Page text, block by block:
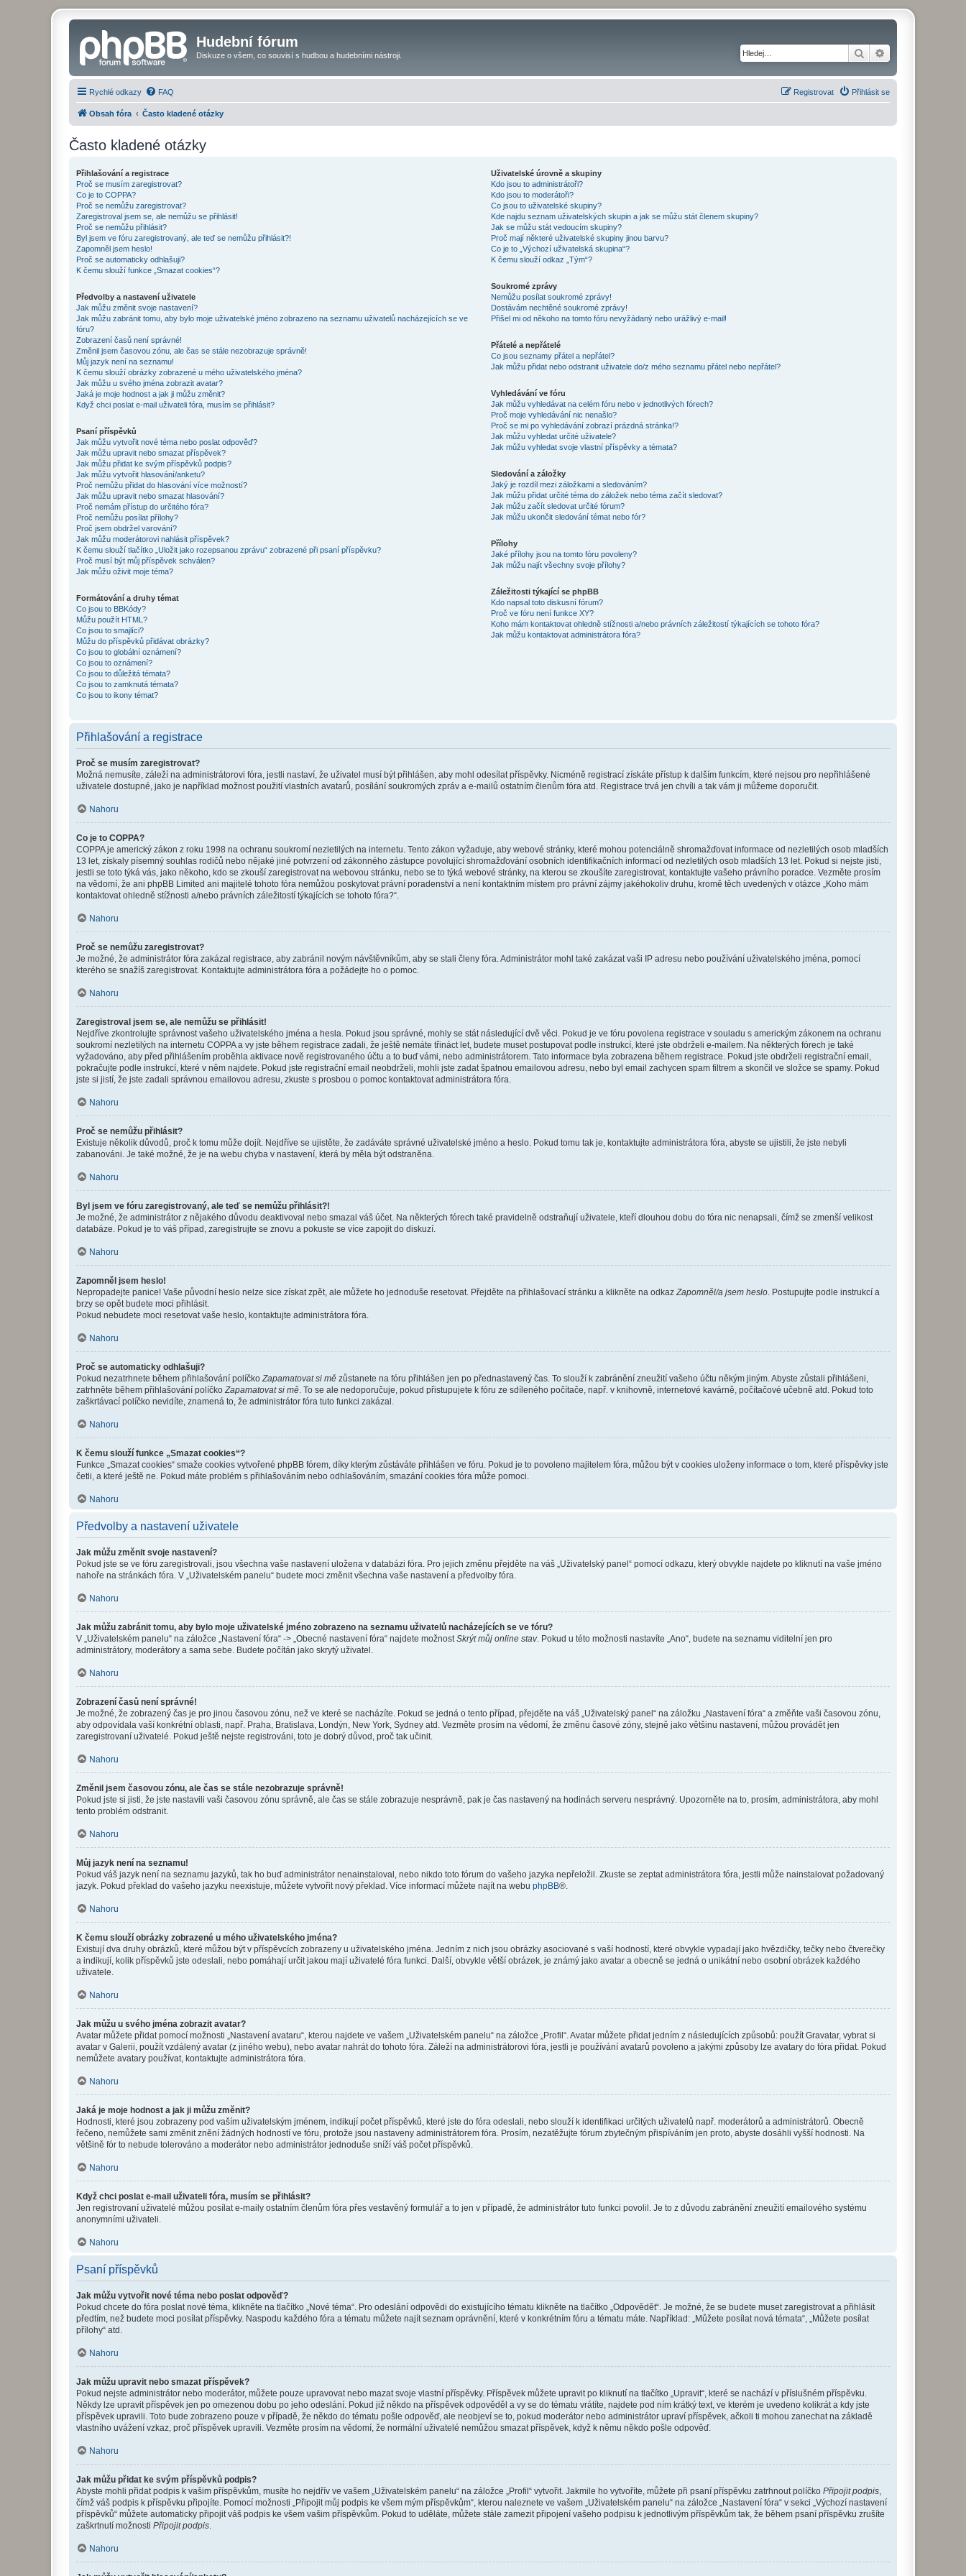
Hudební fórum
Diskuze o všem, co souvisí s hudbou a hudebními nástroji. Hledat
Rychlé odkazy FAQ Přihlásit se
Registrovat
Obsah fóra Často kladené otázky
Často kladené otázky
Přihlašování a registrace
Proč se musím zaregistrovat?
Co je to COPPA?
Proč se nemůžu zaregistrovat?
Zaregistroval jsem se, ale nemůžu se přihlásit!
Proč se nemůžu přihlásit?
Byl jsem ve fóru zaregistrovaný, ale teď se nemůžu přihlásit?!
Zapomněl jsem heslo!
Proč se automaticky odhlašuji?
K čemu slouží funkce „Smazat cookies“?
Předvolby a nastavení uživatele
Jak můžu změnit svoje nastavení?
Jak můžu zabránit tomu, aby bylo moje uživatelské jméno zobrazeno na seznamu uživatelů nacházejících se ve
fóru?
Zobrazení časů není správné!
Změnil jsem časovou zónu, ale čas se stále nezobrazuje správně!
Můj jazyk není na seznamu!
K čemu slouží obrázky zobrazené u mého uživatelského jména?
Jak můžu u svého jména zobrazit avatar?
Jaká je moje hodnost a jak ji můžu změnit?
Když chci poslat e-mail uživateli fóra, musím se přihlásit?
Psaní příspěvků
Jak můžu vytvořit nové téma nebo poslat odpověď?
Jak můžu upravit nebo smazat příspěvek?
Jak můžu přidat ke svým příspěvků podpis?
Jak můžu vytvořit hlasování/anketu?
Proč nemůžu přidat do hlasování více možností?
Jak můžu upravit nebo smazat hlasování?
Proč nemám přístup do určitého fóra?
Proč nemůžu posílat přílohy?
Proč jsem obdržel varování?
Jak můžu moderátorovi nahlásit příspěvek?
K čemu slouží tlačítko „Uložit jako rozepsanou zprávu“ zobrazené při psaní příspěvku?
Proč musí být můj příspěvek schválen?
Jak můžu oživit moje téma?
Formátování a druhy témat
Co jsou to BBKódy?
Můžu použít HTML?
Co jsou to smajlíci?
Můžu do příspěvků přidávat obrázky?
Co jsou to globální oznámení?
Co jsou to oznámení?
Co jsou to důležitá témata?
Co jsou to zamknutá témata?
Co jsou to ikony témat?
Uživatelské úrovně a skupiny
Kdo jsou to administrátoři?
Kdo jsou to moderátoři?
Co jsou to uživatelské skupiny?
Kde najdu seznam uživatelských skupin a jak se můžu stát členem skupiny?
Jak se můžu stát vedoucím skupiny?
Proč mají některé uživatelské skupiny jinou barvu?
Co je to „Výchozí uživatelská skupina“?
K čemu slouží odkaz „Tým“?
Soukromé zprávy
Nemůžu posílat soukromé zprávy!
Dostávám nechtěné soukromé zprávy!
Přišel mi od někoho na tomto fóru nevyžádaný nebo urážlivý e-mail!
Přátelé a nepřátelé
Co jsou seznamy přátel a nepřátel?
Jak můžu přidat nebo odstranit uživatele do/z mého seznamu přátel nebo nepřátel?
Vyhledávání ve fóru
Jak můžu vyhledávat na celém fóru nebo v jednotlivých fórech?
Proč moje vyhledávání nic nenašlo?
Proč se mi po vyhledávání zobrazí prázdná stránka!?
Jak můžu vyhledat určité uživatele?
Jak můžu vyhledat svoje vlastní příspěvky a témata?
Sledování a záložky
Jaký je rozdíl mezi záložkami a sledováním?
Jak můžu přidat určité téma do záložek nebo téma začít sledovat?
Jak můžu začít sledovat určité fórum?
Jak můžu ukončit sledování témat nebo fór?
Přílohy
Jaké přílohy jsou na tomto fóru povoleny?
Jak můžu najít všechny svoje přílohy?
Záležitosti týkající se phpBB
Kdo napsal toto diskusní fórum?
Proč ve fóru není funkce XY?
Koho mám kontaktovat ohledně stížnosti a/nebo právních záležitostí týkajících se tohoto fóra?
Jak můžu kontaktovat administrátora fóra?
Přihlašování a registrace
Proč se musím zaregistrovat?
Možná nemusíte, záleží na administrátorovi fóra, jestli nastaví, že uživatel musí být přihlášen, aby mohl odesílat příspěvky. Nicméně registrací získáte přístup k dalším funkcím, které nejsou pro nepřihlášené
uživatele dostupné, jako je například možnost použití vlastních avatarů, posílání soukromých zpráv a e-mailů ostatním členům fóra atd. Registrace trvá jen chvíli a tak vám ji můžeme doporučit.
Nahoru
Co je to COPPA?
COPPA je americký zákon z roku 1998 na ochranu soukromí nezletilých na internetu. Tento zákon vyžaduje, aby webové stránky, které mohou potenciálně shromažďovat informace od nezletilých osob mladších
13 let, získaly písemný souhlas rodičů nebo nějaké jiné potvrzení od zákonného zástupce povolující shromažďování osobních identifikačních informací od nezletilých osob mladších 13 let. Pokud si nejste jisti,
jestli se toto týká vás, jako někoho, kdo se zkouší zaregistrovat na webovou stránku, nebo se to týká webové stránky, na kterou se zkoušíte zaregistrovat, kontaktujte vašeho právního poradce. Vezměte prosím
na vědomí, že ani phpBB Limited ani majitelé tohoto fóra nemůžou poskytovat právní poradenství a není kontaktním místem pro právní zájmy jakéhokoliv druhu, kromě těch uvedených v otázce „Koho mám
kontaktovat ohledně stížnosti a/nebo právních záležitostí týkajících se tohoto fóra?“.
Nahoru
Proč se nemůžu zaregistrovat?
Je možné, že administrátor fóra zakázal registrace, aby zabránil novým návštěvníkům, aby se stali členy fóra. Administrátor mohl také zakázat vaši IP adresu nebo používání uživatelského jména, pomocí
kterého se snažíš zaregistrovat. Kontaktujte administrátora fóra a požádejte ho o pomoc.
Nahoru
Zaregistroval jsem se, ale nemůžu se přihlásit!
Nejdříve zkontrolujte správnost vašeho uživatelského jména a hesla. Pokud jsou správné, mohly se stát následující dvě věci. Pokud je ve fóru povolena registrace v souladu s americkým zákonem na ochranu
soukromí nezletilých na internetu COPPA a vy jste během registrace zadali, že ještě nemáte třináct let, budete muset postupovat podle instrukcí, které jste obdrželi e-mailem. Na některých fórech je také
vyžadováno, aby před přihlášením proběhla aktivace nově registrovaného účtu a to buď vámi, nebo administrátorem. Tato informace byla zobrazena během registrace. Pokud jste obdrželi registrační email,
pokračujte podle instrukcí, které v něm najdete. Pokud jste registrační email neobdrželi, mohli jste zadat špatnou emailovou adresu, nebo byl email zachycen spam filtrem a skončil ve složce se spamy. Pokud
jste si jistí, že jste zadali správnou emailovou adresu, zkuste s prosbou o pomoc kontaktovat administrátora fóra.
Nahoru
Proč se nemůžu přihlásit?
Existuje několik důvodů, proč k tomu může dojít. Nejdříve se ujistěte, že zadáváte správné uživatelské jméno a heslo. Pokud tomu tak je, kontaktujte administrátora fóra, abyste se ujistili, že jste nebyli
zabanováni. Je také možné, že je na webu chyba v nastavení, která by měla být odstraněna.
Nahoru
Byl jsem ve fóru zaregistrovaný, ale teď se nemůžu přihlásit?!
Je možné, že administrátor z nějakého důvodu deaktivoval nebo smazal váš účet. Na některých fórech také pravidelně odstraňují uživatele, kteří dlouhou dobu do fóra nic nenapsali, čímž se zmenší velikost
databáze. Pokud je to váš případ, zaregistrujte se znovu a pokuste se více zapojit do diskuzí.
Nahoru
Zapomněl jsem heslo!
Nepropadejte panice! Vaše původní heslo nelze sice získat zpět, ale můžete ho jednoduše resetovat. Přejděte na přihlašovací stránku a klikněte na odkaz Zapomněl/a jsem heslo . Postupujte podle instrukcí a
brzy se opět budete moci přihlásit.
Pokud nebudete moci resetovat vaše heslo, kontaktujte administrátora fóra.
Nahoru
Proč se automaticky odhlašuji?
Pokud nezatrhnete během přihlašování políčko Zapamatovat si mě zůstanete na fóru přihlášen jen po přednastavený čas. To slouží k zabránění zneužití vašeho účtu někým jiným. Abyste zůstali přihlášeni,
zatrhněte během přihlašování políčko Zapamatovat si mě . To se ale nedoporučuje, pokud přistupujete k fóru ze sdíleného počítače, např. v knihovně, internetové kavárně, počítačové učebně atd. Pokud toto
zaškrtávací políčko nevidíte, znamená to, že administrátor fóra tuto funkci zakázal.
Nahoru
K čemu slouží funkce „Smazat cookies“?
Funkce „Smazat cookies“ smaže cookies vytvořené phpBB fórem, díky kterým zůstáváte přihlášen ve fóru. Pokud je to povoleno majitelem fóra, můžou být v cookies uloženy informace o tom, které příspěvky jste
četli, a které ještě ne. Pokud máte problém s přihlašováním nebo odhlašováním, smazání cookies fóra může pomoci.
Nahoru
Předvolby a nastavení uživatele
Jak můžu změnit svoje nastavení?
Pokud jste se ve fóru zaregistrovali, jsou všechna vaše nastavení uložena v databázi fóra. Pro jejich změnu přejděte na váš „Uživatelský panel“ pomocí odkazu, který obvykle najdete po kliknutí na vaše jméno
nahoře na stránkách fóra. V „Uživatelském panelu“ budete moci změnit všechna vaše nastavení a předvolby fóra.
Nahoru
Jak můžu zabránit tomu, aby bylo moje uživatelské jméno zobrazeno na seznamu uživatelů nacházejících se ve fóru?
V „Uživatelském panelu“ na záložce „Nastavení fóra“ -> „Obecné nastavení fóra“ najdete možnost Skrýt můj online stav. Pokud u této možnosti nastavíte „Ano“, budete na seznamu viditelní jen pro
administrátory, moderátory a sama sebe. Budete počítán jako skrytý uživatel.
Nahoru
Zobrazení časů není správné!
Je možné, že zobrazený čas je pro jinou časovou zónu, než ve které se nacházíte. Pokud se jedná o tento případ, přejděte na váš „Uživatelský panel“ na záložku „Nastavení fóra“ a změňte vaši časovou zónu,
aby odpovídala vaší konkrétní oblasti, např. Praha, Bratislava, Londýn, New York, Sydney atd. Vezměte prosím na vědomí, že změnu časové zóny, stejně jako většinu nastavení, můžou provádět jen
zaregistrovaní uživatelé. Pokud ještě nejste registrováni, toto je dobrý důvod, proč tak učinit.
Nahoru
Změnil jsem časovou zónu, ale čas se stále nezobrazuje správně!
Pokud jste si jisti, že jste nastavili vaši časovou zónu správně, ale čas se stále zobrazuje nesprávně, pak je čas nastavený na hodinách serveru nesprávný. Upozorněte na to, prosím, administrátora, aby mohl
tento problém odstranit.
Nahoru
Můj jazyk není na seznamu!
Pokud váš jazyk není na seznamu jazyků, tak ho buď administrátor nenainstaloval, nebo nikdo toto fórum do vašeho jazyka nepřeložil. Zkuste se zeptat administrátora fóra, jestli může nainstalovat požadovaný
jazyk. Pokud překlad do vašeho jazyku neexistuje, můžete vytvořit nový překlad. Více informací můžete najít na webu phpBB®.
Nahoru
K čemu slouží obrázky zobrazené u mého uživatelského jména?
Existují dva druhy obrázků, které můžou být v příspěvcích zobrazeny u uživatelského jména. Jedním z nich jsou obrázky asociované s vaší hodností, které obvykle vypadají jako hvězdičky, tečky nebo čtverečky
a indikují, kolik příspěvků jste odeslali, nebo pomáhají určit jakou mají uživatelé fóra funkci. Další, obvykle větší obrázek, je známý jako avatar a obecně se jedná o unikátní nebo osobní obrázek každého
uživatele.
Nahoru
Jak můžu u svého jména zobrazit avatar?
Avatar můžete přidat pomocí možnosti „Nastavení avataru“, kterou najdete ve vašem „Uživatelském panelu“ na záložce „Profil“. Avatar můžete přidat jedním z následujících způsobů: použít Gravatar, vybrat si
avatar v Galerii, použít vzdálený avatar (z jiného webu), nebo avatar nahrát do tohoto fóra. Záleží na administrátorovi fóra, jestli je používání avatarů povoleno a jakými způsoby lze avatary do fóra přidat. Pokud
nemůžete avatary používat, kontaktujte administrátora fóra.
Nahoru
Jaká je moje hodnost a jak ji můžu změnit?
Hodnosti, které jsou zobrazeny pod vaším uživatelským jménem, indikují počet příspěvků, které jste do fóra odeslali, nebo slouží k identifikaci určitých uživatelů např. moderátorů a administrátorů. Obecně
řečeno, nemůžete sami změnit znění žádných hodností ve fóru, protože jsou nastaveny administrátorem fóra. Prosím, nezatěžujte fórum zbytečným přispíváním jen proto, abyste dosáhli vyšší hodnosti. Na
většině fór to nebude tolerováno a moderátor nebo administrátor jednoduše sníží váš počet příspěvků.
Nahoru
Když chci poslat e-mail uživateli fóra, musím se přihlásit?
Jen registrovaní uživatelé můžou posílat e-maily ostatním členům fóra přes vestavěný formulář a to jen v případě, že administrátor tuto funkci povolil. Je to z důvodu zabránění zneužití emailového systému
anonymními uživateli.
Nahoru
Psaní příspěvků
Jak můžu vytvořit nové téma nebo poslat odpověď?
Pokud chcete do fóra poslat nové téma, klikněte na tlačítko „Nové téma“. Pro odeslání odpovědi do existujícího tématu klikněte na tlačítko „Odpovědět“. Je možné, že se budete muset zaregistrovat a přihlásit
předtím, než budete moci posílat příspěvky. Naspodu každého fóra a tématu můžete najít seznam oprávnění, které v konkrétním fóru a tématu máte. Například: „Můžete posílat nová témata“, „Můžete posílat
přílohy“ atd.
Nahoru
Jak můžu upravit nebo smazat příspěvek?
Pokud nejste administrátor nebo moderátor, můžete pouze upravovat nebo mazat svoje vlastní příspěvky. Příspěvek můžete upravit po kliknutí na tlačítko „Upravit“, které se nachází v příslušném příspěvku.
Někdy lze upravit příspěvek jen po omezenou dobu po jeho odeslání. Pokud již někdo na příspěvek odpověděl a vy se do tématu vrátíte, najdete pod ním krátký text, ve kterém je uvedeno kolikrát a kdy jste
příspěvek upravili. Toto bude zobrazeno pouze v případě, že někdo do tématu pošle odpověď, ale neobjeví se to, pokud moderátor nebo administrátor upraví příspěvek, ačkoli ti mohou zanechat na základě
vlastního uvážení vzkaz, proč příspěvek upravili. Vezměte prosím na vědomí, že normální uživatelé nemůžou smazat příspěvek, když k němu někdo pošle odpověď.
Nahoru
Jak můžu přidat ke svým příspěvků podpis?
Abyste mohli přidat podpis k vašim příspěvkům, musíte ho nejdřív ve vašem „Uživatelském panelu“ na záložce „Profil“ vytvořit. Jakmile ho vytvoříte, můžete při psaní příspěvku zatrhnout políčko Připojit podpis
čímž váš podpis k příspěvku připojíte. Pomocí možnosti „Připojit můj podpis ke všem mým příspěvkům“, kterou naleznete ve vašem „Uživatelském panelu“ na záložce „Nastavení fóra“ v sekci „Výchozí nastavení
příspěvků“ můžete automaticky připojit váš podpis ke všem vašim příspěvkům. Pokud to uděláte, můžete stále zamezit připojení vašeho podpisu k jednotlivým příspěvkům tak, že během psaní příspěvku zrušíte
zaškrtnutí možnosti Připojit podpis
Nahoru